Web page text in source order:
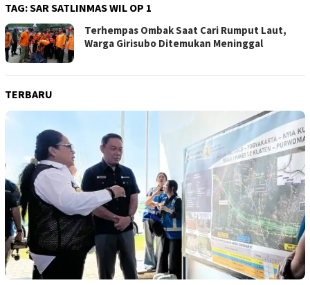
TAG:SAR SATLINMAS WIL OP 1
Terhempas Ombak Saat Cari Rumput Laut,
Warga Girisubo Ditemukan Meninggal
TERBARU